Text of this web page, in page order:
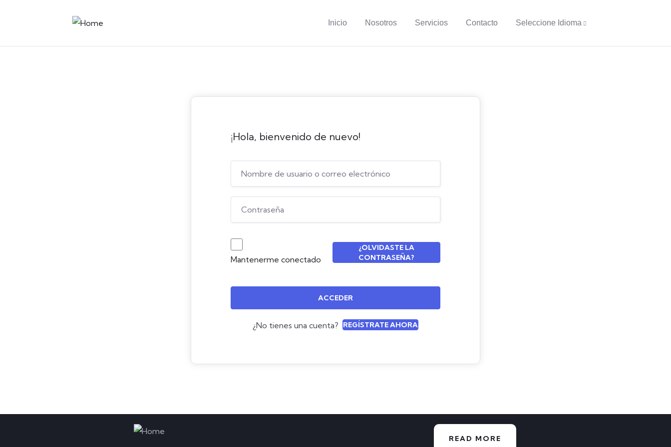
Inicio Nosotros Servicios Contacto Seleccione Idioma
¡Hola, bienvenido de nuevo!
Mantenerme conectado
¿OLVIDASTE LA
CONTRASEÑA?
ACCEDER
¿No tienes una cuenta? REGÍSTRATE AHORA
READ MORE